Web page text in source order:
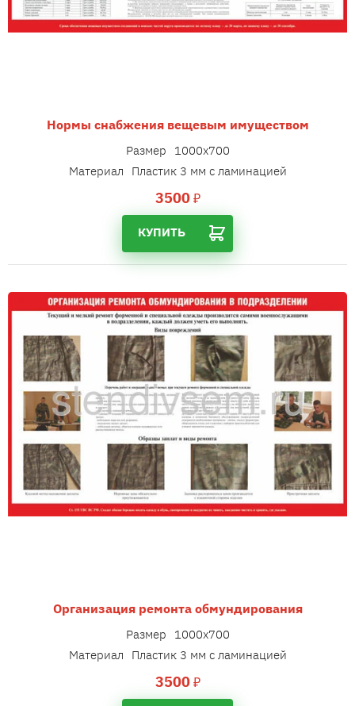
Нормы снабжения вещевым имуществом
Размер 1000х700
Материал Пластик 3 мм с ламинацией
3500 ₽
КУПИТЬ
Организация ремонта обмундирования
Размер 1000х700
Материал Пластик 3 мм с ламинацией
3500 ₽